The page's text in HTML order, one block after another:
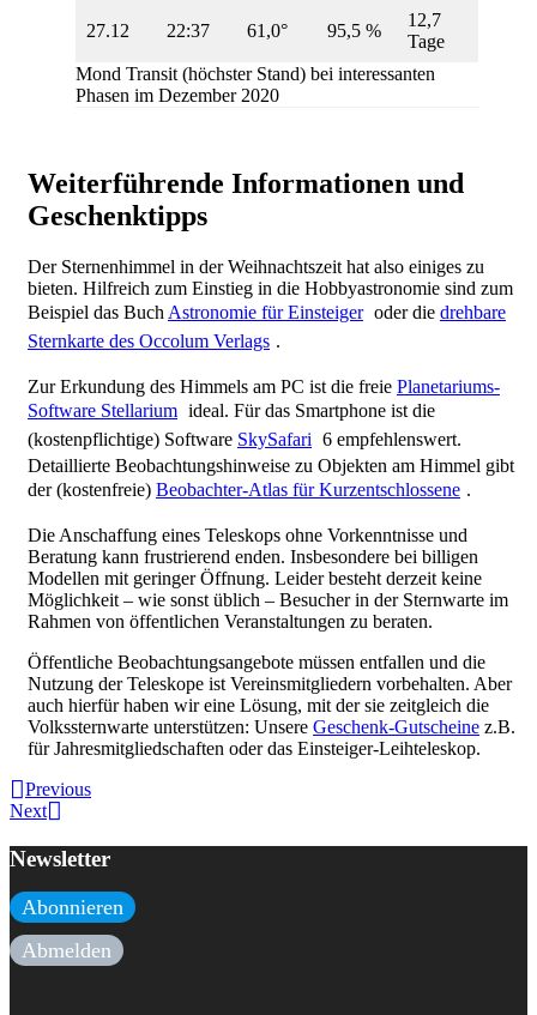
27.12 22:37 61,0° 95,5 %
12,7
Tage
Mond Transit (höchster Stand) bei interessanten
Phasen im Dezember 2020
Weiterführende Informationen und
Geschenktipps
Der Sternenhimmel in der Weihnachtszeit hat also einiges zu
bieten. Hilfreich zum Einstieg in die Hobbyastronomie sind zum
Beispiel das Buch Astronomie für Einsteiger oder die drehbare
Sternkarte des Occolum Verlags .
Zur Erkundung des Himmels am PC ist die freie Planetariums-
Software Stellarium ideal. Für das Smartphone ist die
(kostenpflichtige) Software SkySafari 6 empfehlenswert.
Detaillierte Beobachtungshinweise zu Objekten am Himmel gibt
der (kostenfreie) Beobachter-Atlas für Kurzentschlossene .
Die Anschaffung eines Teleskops ohne Vorkenntnisse und
Beratung kann frustrierend enden. Insbesondere bei billigen
Modellen mit geringer Öffnung. Leider besteht derzeit keine
Möglichkeit – wie sonst üblich – Besucher in der Sternwarte im
Rahmen von öffentlichen Veranstaltungen zu beraten.
Öffentliche Beobachtungsangebote müssen entfallen und die
Nutzung der Teleskope ist Vereinsmitgliedern vorbehalten. Aber
auch hierfür haben wir eine Lösung, mit der sie zeitgleich die
Volkssternwarte unterstützen: Unsere Geschenk-Gutscheine z.B.
für Jahresmitgliedschaften oder das Einsteiger-Leihteleskop.
Previous
Next
Newsletter
Abonnieren
Abmelden